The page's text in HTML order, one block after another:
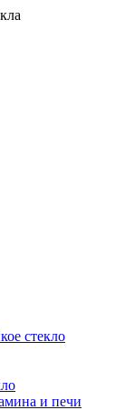
стекло
и печи